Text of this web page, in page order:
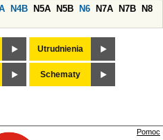
N4B N5A N5B N6 N7A N7B
N8
Utrudnienia
Schematy
Pomoc